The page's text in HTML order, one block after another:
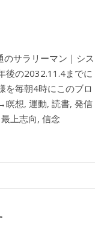
サラリーマン｜シス
後の2032.11.4までに
を毎朝4時にこのブロ
瞑想, 運動, 読書, 発信
上志向, 信念